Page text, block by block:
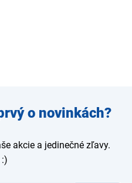
o novinkách?
akcie a jedinečné zľavy.